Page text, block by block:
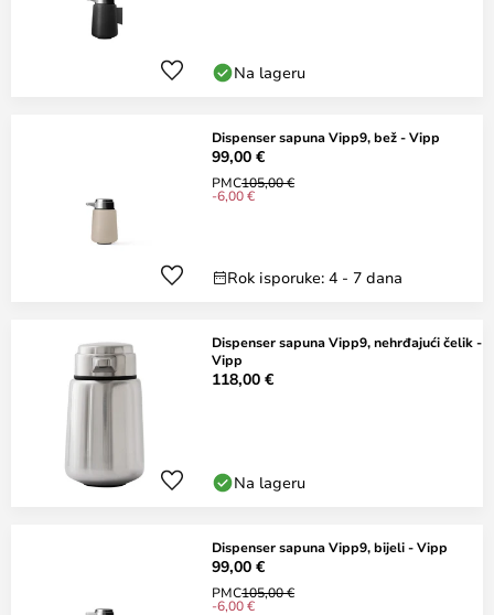
Na lageru
Dispenser sapuna Vipp9, bež - Vipp
99,00 €
PMC105,00 €
-6,00 €
Rok isporuke: 4 - 7 dana
Dispenser sapuna Vipp9, nehrđajući čelik -
Vipp
118,00 €
Na lageru
Dispenser sapuna Vipp9, bijeli - Vipp
99,00 €
PMC105,00 €
-6,00 €